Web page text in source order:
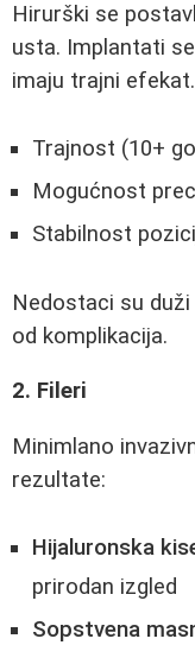
Hirurški se
usta. Implantati
imaju trajni
Trajnost (10+
Mogućnost
Stabilnost
Nedostaci su
od komplikacija.
2. Fileri
Minimlano
rezultate:
Hijaluronska
prirodan izgled
Sopstvena